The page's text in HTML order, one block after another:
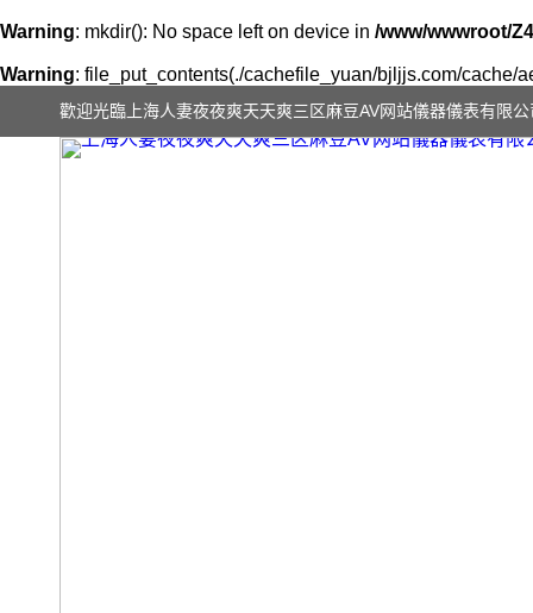
Warning: mkdir(): No space left on device in /www/wwwroot/
Warning: file_put_contents(./cachefile_yuan/bjljjs.com/cache/
歡迎光臨上海人妻夜夜爽天天爽三区麻豆AV网站儀器儀表有限